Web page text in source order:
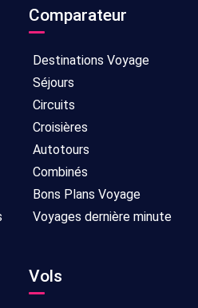
Comparateur
Destinations Voyage
Séjours
Circuits
Croisières
Autotours
Combinés
Bons Plans Voyage
Voyages dernière minute
Vols